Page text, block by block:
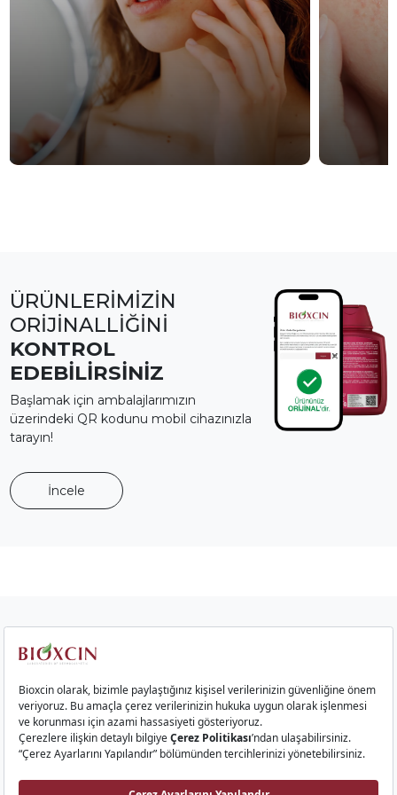
ÜRÜNLERİMİZİN
ORİJİNALLİĞİNİ
KONTROL
EDEBİLİRSİNİZ
Başlamak için ambalajlarımızın
üzerindeki QR kodunu mobil cihazınızla
tarayın!
İncele
Kurumsal
Cilt Ürünleri
Gıda Takviyeleri
İletişim